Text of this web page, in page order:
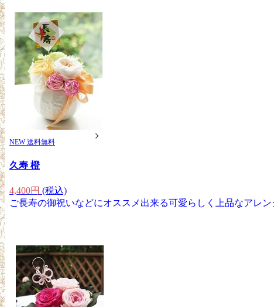
NEW 送料無料
久寿 橙
4,400円 (税込)
ご長寿の御祝いなどにオススメ出来る可愛らしく上品なアレン